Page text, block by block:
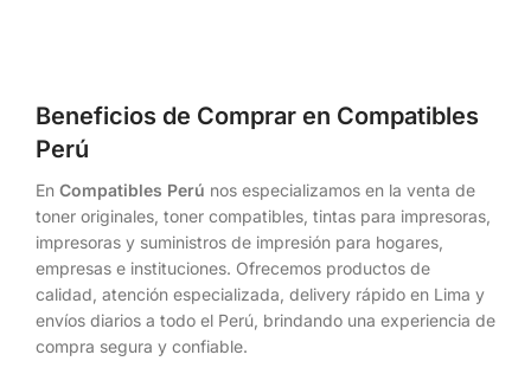
Beneficios de Comprar en Compatibles
Perú
En Compatibles Perú nos especializamos en la venta de
toner originales, toner compatibles, tintas para impresoras,
impresoras y suministros de impresión para hogares,
empresas e instituciones. Ofrecemos productos de
calidad, atención especializada, delivery rápido en Lima y
envíos diarios a todo el Perú, brindando una experiencia de
compra segura y confiable.